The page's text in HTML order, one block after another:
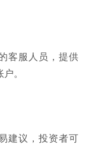
客服人员，提供
。
建议，投资者可